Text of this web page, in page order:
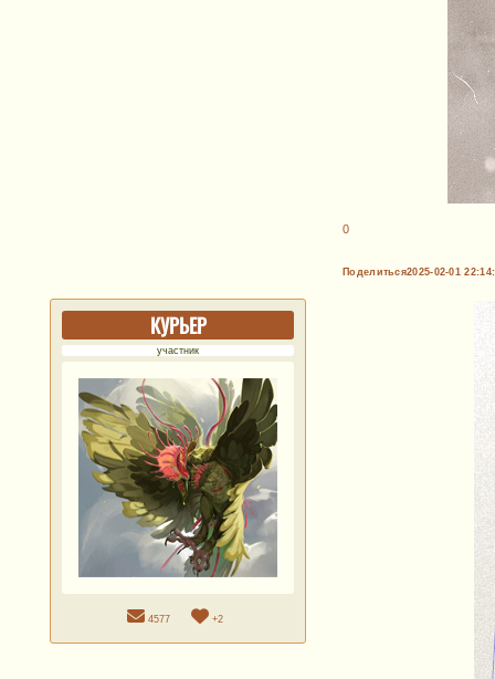
0
Поделиться2025-02-01
КУРЬЕР
участник
4577 +2